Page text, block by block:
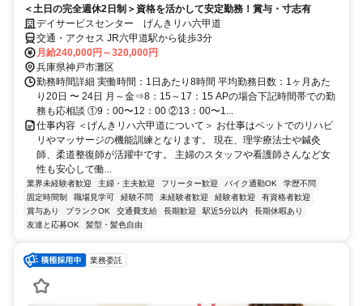
＜土日の完全週休2日制＞資格を活かして安定勤務！賞与・寸志有
デイサービスセンター げんきリハ六甲道
交通・アクセス JR六甲道駅から徒歩3分
月給240,000円～320,000円
兵庫県神戸市灘区
勤務時間詳細 実働時間：1日あたり8時間 平均勤務日数：1ヶ月あた
り20日 〜 24日 月～金⇒8：15～17：15 APの場合下記時間帯での勤
務も応相談 ①9：00〜12：00 ②13：00〜1...
仕事内容 ＜げんきリハ六甲道について＞ お仕事はベットでのリハビ
リやマッサージの機能訓練となります。 現在、理学療法士や鍼灸
師、柔道整復師が活躍中です。 主婦のスタッフや看護師さんなど女
性も安心して働...
業界未経験者歓迎 主婦・主夫歓迎 フリーター歓迎 バイク通勤OK
学歴不問
固定時間制
職場見学可 経験不問 未経験者歓迎 経験者歓迎
有資格者歓迎
賞与あり
ブランクOK 交通費支給 長期歓迎 駅近5分以内
長期休暇あり
友達と応募OK
髪型・髪色自由
業務委託